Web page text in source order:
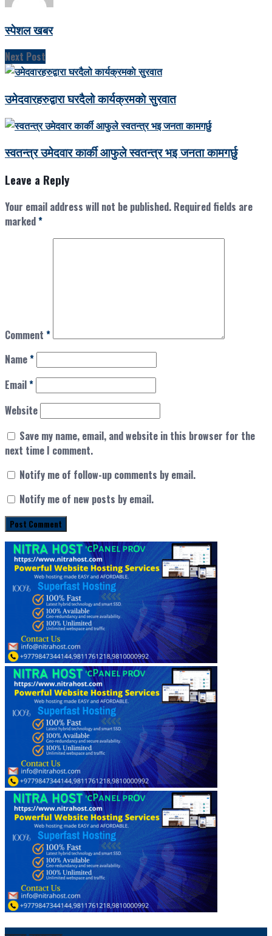
स्पेशल खबर
Next Post
उमेदवारहरुद्वारा घरदैलो कार्यक्रमकाे सुरवात
स्वतन्त्र उमेदवार कार्की आफुले स्वतन्त्र भइ जनता कामगर्छु
Leave a Reply
Your email address will not be published. Required fields are
marked*
Comment *
Name*
Email*
Website
Save my name, email, and website in this browser for the
next time I comment.
Notify me of follow-up comments by email.
Notify me of new posts by email.